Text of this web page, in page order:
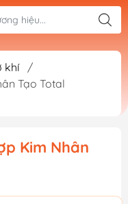
khí
/
Tạo Total
Kim Nhân